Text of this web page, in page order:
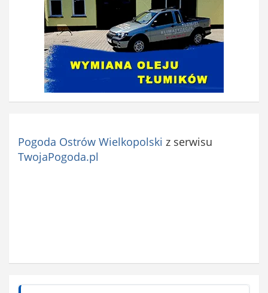
Pogoda Ostrów Wielkopolski z serwisu
TwojaPogoda.pl